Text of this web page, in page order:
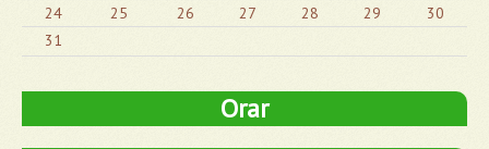
24
25 26 27 28 29
30
31
Orar